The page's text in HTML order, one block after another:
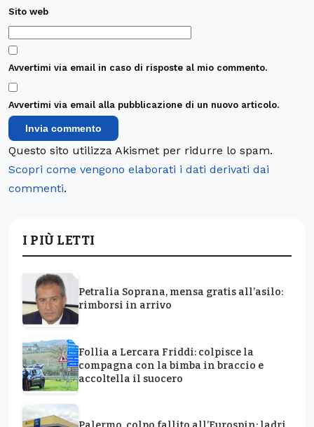
Sito web
Avvertimi via email in caso di risposte al mio commento.
Avvertimi via email alla pubblicazione di un nuovo articolo.
Questo sito utilizza Akismet per ridurre lo spam.
Scopri come vengono elaborati i dati derivati dai
commenti.
I PIÙ LETTI
Petralia Soprana, mensa gratis all’asilo:
rimborsi in arrivo
Follia a Lercara Friddi: colpisce la
compagna con la bimba in braccio e
accoltella il suocero